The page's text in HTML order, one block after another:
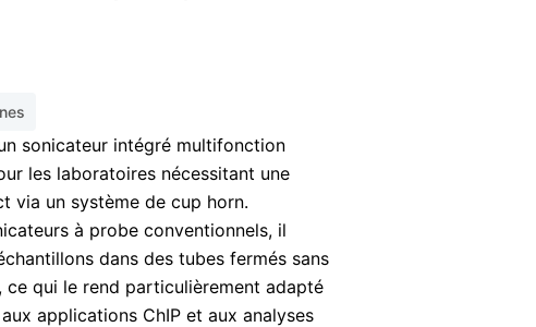
sonicateur intégré multifonction
les laboratoires nécessitant une
via un système de cup horn.
à probe conventionnels, il
dans des tubes fermés sans
ce qui le rend particulièrement adapté
applications ChIP et aux analyses